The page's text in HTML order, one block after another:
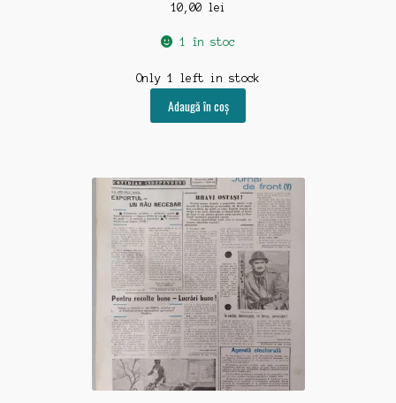
10,00 lei
1 în stoc
Only 1 left in stock
Adaugă în coș